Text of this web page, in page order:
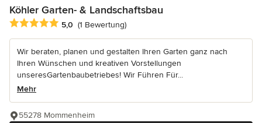
Köhler Garten- & Landschaftsbau
Durchschnittliche Bewertung: 5 von 5 Sternen
5,0 (1 Bewertung)
Wir beraten, planen und gestalten Ihren Garten ganz nach
Ihren Wünschen und kreativen Vorstellungen
unseresGartenbaubetriebes! Wir Führen Für...
Mehr
55278 Mommenheim